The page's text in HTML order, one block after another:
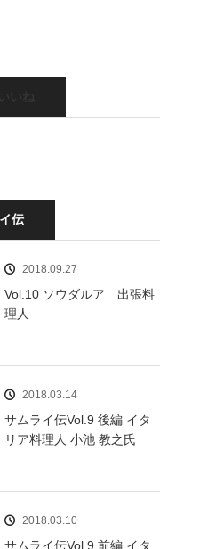
伝
2018.09.27
Vol.10 ソウダルア 出張料
理人
2018.03.14
サムライ伝Vol.9 後編 イタ
リア料理人 小池 教之氏
2018.03.10
サムライ伝Vol.9 前編 イタ